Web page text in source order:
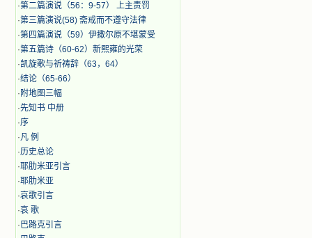
·第二篇演说（56：9-57） 上主责罚
·第三篇演说(58) 斋戒而不遵守法律
·第四篇演说（59）伊撒尔原不堪蒙受
·第五篇诗（60-62）新熙雍的光荣
·凯旋歌与祈祷辞（63，64）
·结论（65-66）
· 附地图三幅
·先知书 中册
·序
·凡 例
·历史总论
·耶肋米亚引言
·耶肋米亚
·哀歌引言
·哀 歌
·巴路克引言